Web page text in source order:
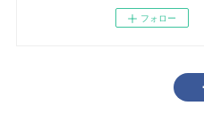
フォロー